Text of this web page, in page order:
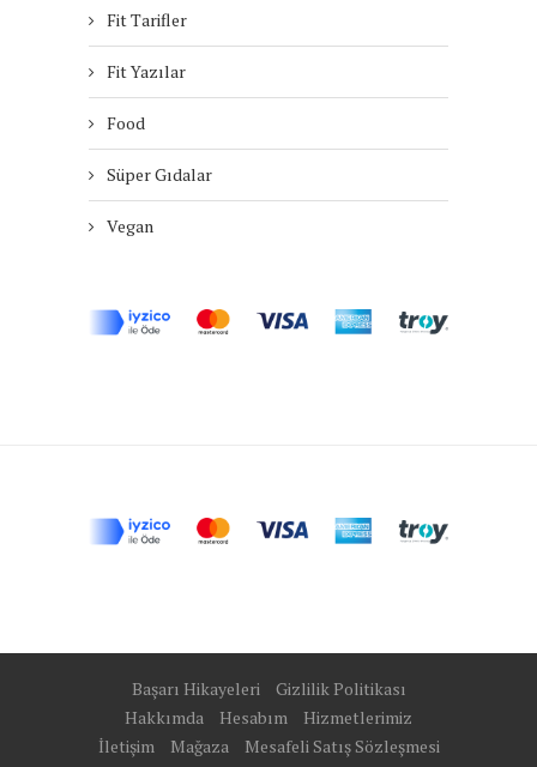
Fit Tarifler
Fit Yazılar
Food
Süper Gıdalar
Vegan
Başarı Hikayeleri
Gizlilik Politikası
Hakkımda
Hesabım
Hizmetlerimiz
İletişim
Mağaza
Mesafeli Satış Sözleşmesi